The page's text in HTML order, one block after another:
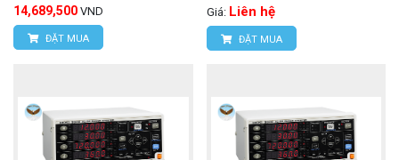
14,689,500 VND
ĐẶT MUA
Giá: Liên hệ
ĐẶT MUA